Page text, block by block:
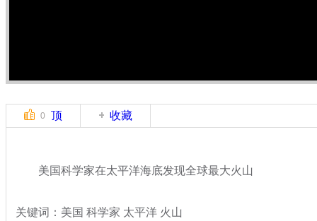
0 顶 收藏
美国科学家在太平洋海底发现全球最大火山
关键词：美国 科学家 太平洋 火山